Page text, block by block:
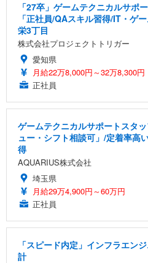
「27卒」ゲームテクニカルサポ
「正社員/QAスキル習得/IT・ゲ
栄3丁目
株式会社プロジェクトトリガー
愛知県
月給22万8,000円～32万8,300円
正社員
ゲームテクニカルサポートスタ
ュー・シフト相談可」/定着率高
得
AQUARIUS株式会社
埼玉県
月給29万4,900円～60万円
正社員
「スピード内定」インフラエン
計